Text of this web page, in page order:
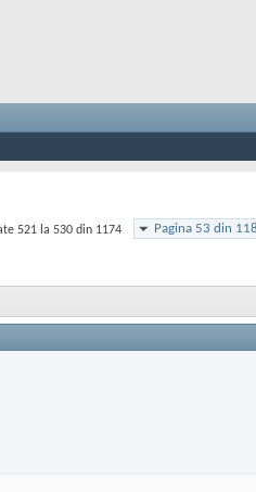
Pagina 53 din 118
521 la 530 din 1174